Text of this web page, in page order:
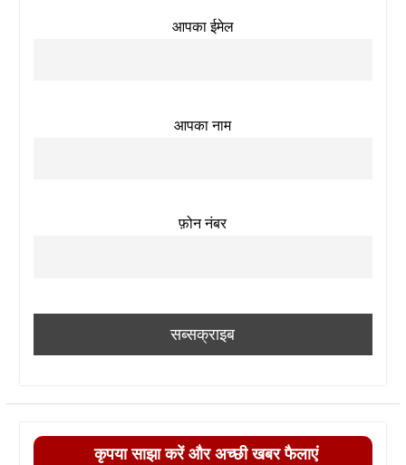
आपका ईमेल
आपका नाम
फ़ोन नंबर
कृपया साझा करें और अच्छी खबर फैलाएं